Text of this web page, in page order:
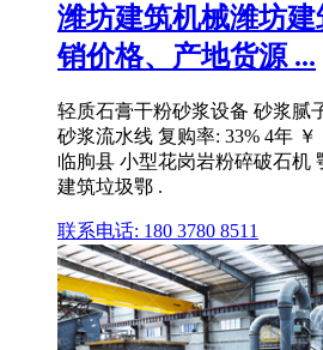
潍坊建筑机械潍坊
销价格、产地货源 ...
轻质石膏干粉砂浆设备 砂浆腻
砂浆流水线 复购率: 33% 4年
临朐县 小型花岗岩粉碎破石机
建筑垃圾鄂 .
联系电话: 180 3780 8511